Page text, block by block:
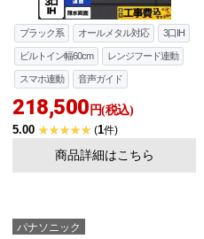
ブラック系 オールメタル対応 3口IH
ビルトイン幅60cm レンジフード連動
スマホ連動 音声ガイド
218,500 円(税込)
5.00 (1件)
商品詳細はこちら
パナソニック